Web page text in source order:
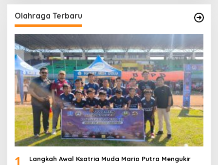
Olahraga Terbaru
1
Langkah Awal Ksatria Muda Mario Putra Mengukir